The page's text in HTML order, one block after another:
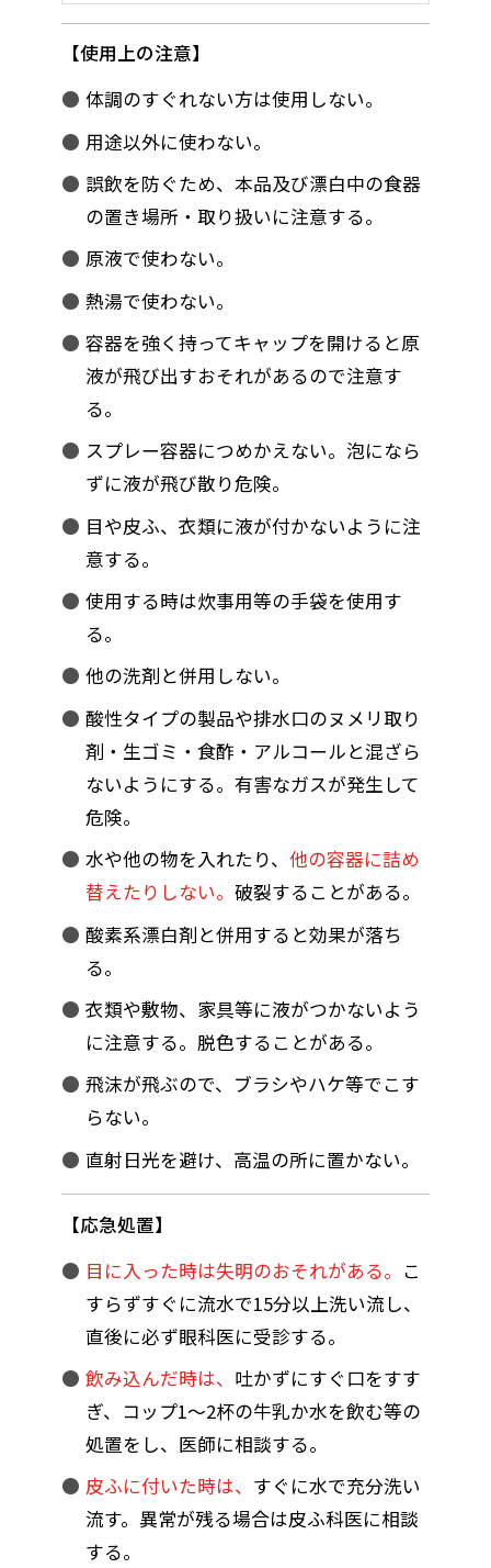
使用上の注意
体調のすぐれない方は使用しない。
用途以外に使わない。
誤飲を防ぐため、本品及び漂白中の食器
の置き場所・取り扱いに注意する。
原液で使わない。
熱湯で使わない。
容器を強く持ってキャップを開けると原
液が飛び出すおそれがあるので注意す
る。
スプレー容器につめかえない。泡になら
ずに液が飛び散り危険。
目や皮ふ、衣類に液が付かないように注
意する。
使用する時は炊事用等の手袋を使用す
る。
他の洗剤と併用しない。
酸性タイプの製品や排水口のヌメリ取り
剤・生ゴミ・食酢・アルコールと混ざら
ないようにする。有害なガスが発生して
危険。
水や他の物を入れたり、 他の容器に詰め
替えたりしない。 破裂することがある。
酸素系漂白剤と併用すると効果が落ち
る。
衣類や敷物、家具等に液がつかないよう
に注意する。脱色することがある。
飛沫が飛ぶので、ブラシやハケ等でこす
らない。
直射日光を避け、高温の所に置かない。
応急処置
目に入った時は失明のおそれがある。 こ
すらずすぐに流水で15分以上洗い流し、
直後に必ず眼科医に受診する。
飲み込んだ時は、 吐かずにすぐ口をすす
ぎ、コップ1～2杯の牛乳か水を飲む等の
処置をし、医師に相談する。
皮ふに付いた時は、 すぐに水で充分洗い
流す。異常が残る場合は皮ふ科医に相談
する。